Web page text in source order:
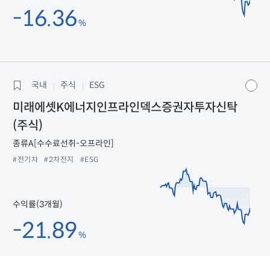
-16.36%
국내 주식 ESG
미래에셋K에너지인프라인덱스증권자투자신탁
(주식)
종류A[수수료선취-오프라인]
#전기차 #2차전지 #ESG
수익률(3개월)
-21.89%